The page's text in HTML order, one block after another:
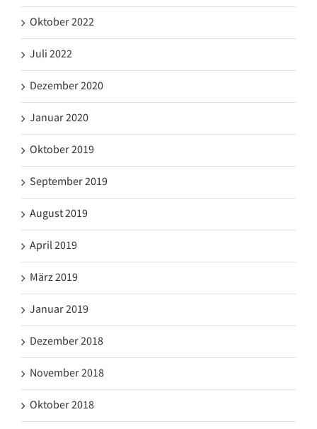
Oktober 2022
Juli 2022
Dezember 2020
Januar 2020
Oktober 2019
September 2019
August 2019
April 2019
März 2019
Januar 2019
Dezember 2018
November 2018
Oktober 2018